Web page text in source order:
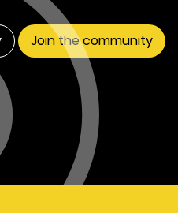
Join the community